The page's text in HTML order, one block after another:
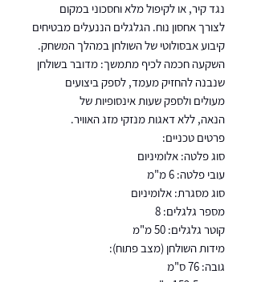
נגד קיר, או לקיפול מלא וחסכוני במקום
לצורך אחסון נוח. הגלגלים הננעלים מבטיחים
קיבוע אבסולוטי של השולחן במהלך המשחק.
השקעה חכמה לכיף מתמשך: מדובר בשולחן
שנבנה להחזיק מעמד, לספק ביצועים
מעולים ולספק שעות אינסופיות של
הנאה, ללא דאגות מנזקי מזג האוויר.
פרטים טכניים:
סוג פלטה: אלומיניום
עובי פלטה: 6 מ"מ
סוג מסגרת: אלומיניום
מספר גלגלים: 8
קוטר גלגלים: 50 מ"מ
מידות השולחן (מצב פתוח):
גובה: 76 ס"מ